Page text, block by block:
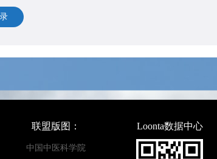
联盟版图：
中国中医科学院
Loonta数据中心